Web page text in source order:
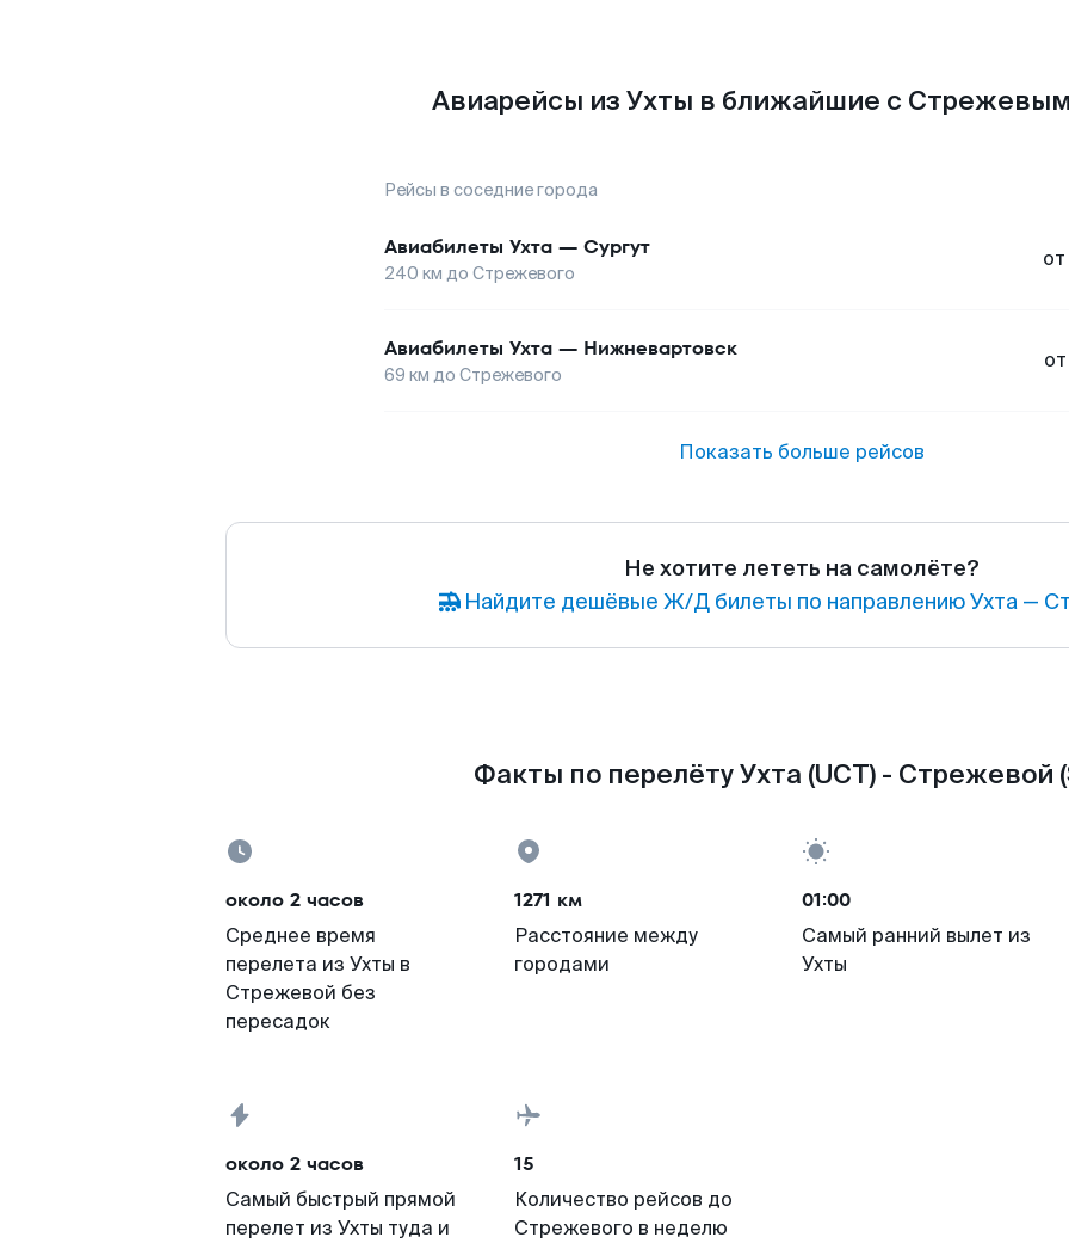
Авиарейсы из Ухты в ближайшие с
Рейсы в соседние города
Авиабилеты Ухта — Сургут
240 км до Стрежевого
от
Авиабилеты Ухта — Нижневартовск
69 км до Стрежевого
от
Показать больше рейсов
Не хотите лететь на самолёте?
Найдите дешёвые Ж/Д билеты по направлению Ухта —
Факты по перелёту Ухта (UCT) - Стрежевой
около 2 часов
Среднее время
перелета из Ухты в
Стрежевой без
пересадок
1271 км
Расстояние между
городами
01:00
Самый ранний вылет из
Ухты
около 2 часов
Самый быстрый прямой
перелет из Ухты туда и
15
Количество рейсов до
Стрежевого в неделю